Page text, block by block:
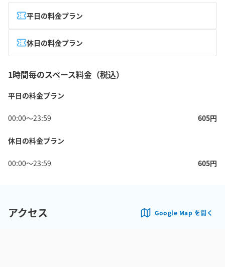
平日の料金プラン
休日の料金プラン
1時間毎のスペース料金（税込）
平日の料金プラン
00:00〜23:59 605円
休日の料金プラン
00:00〜23:59 605円
アクセス Google Map を開く